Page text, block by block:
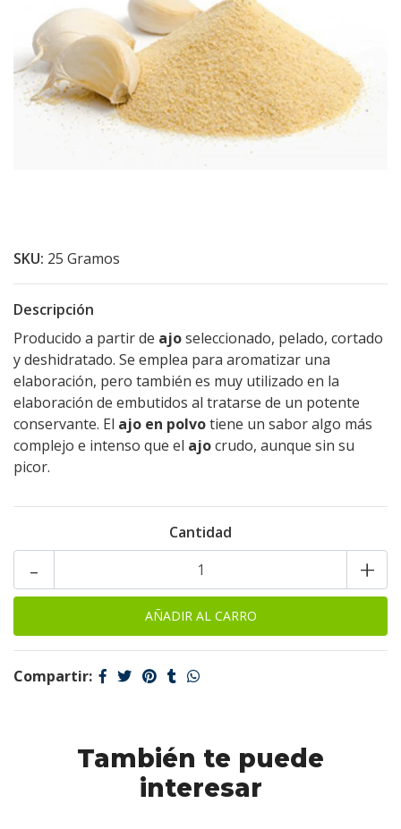
SKU: 25 Gramos
Descripción
Producido a partir de ajoseleccionado, pelado, cortado
y deshidratado. Se emplea para aromatizar una
elaboración, pero también es muy utilizado en la
elaboración de embutidos al tratarse de un potente
conservante. El ajo en polvotiene un sabor algo más
complejo e intenso que el ajocrudo, aunque sin su
picor.
Cantidad
+
-
Compartir:
También te puede
interesar